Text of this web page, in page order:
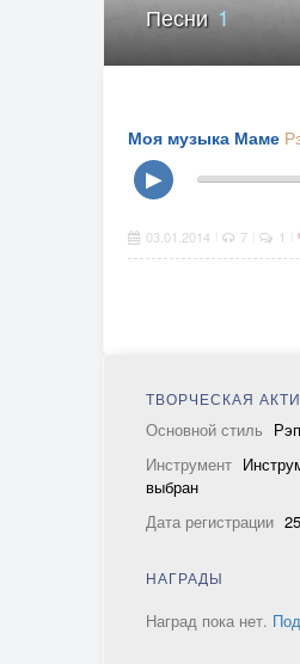
Песни1
Моя музыка Маме
▶
03.01.2014 7 1
ТВОРЧЕСКАЯ
Основной стиль
Инструмент
выбран
Дата регистрации
НАГРАДЫ
Наград пока нет.